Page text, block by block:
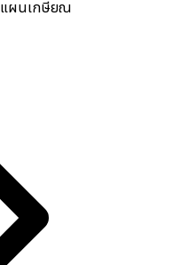
แผนเกษียณ